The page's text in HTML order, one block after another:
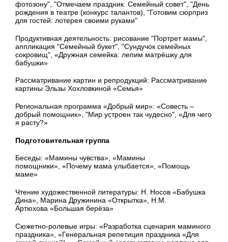
фотозону", "Отмечаем праздник. Семейный совет", "День
рождения в театре (конкурс талантов), "Готовим сюрприз
для гостей: лотерея своими руками"
Продуктивная деятельность: рисование "Портрет мамы",
аппликация "Семейный букет", "Сундучок семейных
сокровищ", «Дружная семейка: лепим матрёшку для
бабушки»
Рассматривание картин и репродукций: Рассматривание
картины Эльзы Хохловкиной «Семья»
Региональная программа «Добрый мир»: «Совесть –
добрый помощник», "Мир устроен так чудесно", «Для чего
я расту?»
Подготовительная группа
Беседы: «Мамины чувства», «Мамины
помощники», «Почему мама улыбается», «Помощь
маме»
Чтение художественной литературы: Н. Носов «Бабушка
Дина», Марина Дружинина «Открытка», Н.М.
Артюхова «Большая берёза»
Сюжетно-ролевые игры: «Разработка сценария маминого
праздника», «Генеральная репетиция праздника «Для